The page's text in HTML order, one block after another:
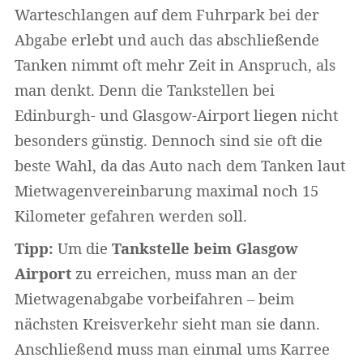
Warteschlangen auf dem Fuhrpark bei der
Abgabe erlebt und auch das abschließende
Tanken nimmt oft mehr Zeit in Anspruch, als
man denkt. Denn die Tankstellen bei
Edinburgh- und Glasgow-Airport liegen nicht
besonders günstig. Dennoch sind sie oft die
beste Wahl, da das Auto nach dem Tanken laut
Mietwagenvereinbarung maximal noch 15
Kilometer gefahren werden soll.
Tipp: Um die Tankstelle beim Glasgow
Airport zu erreichen, muss man an der
Mietwagenabgabe vorbeifahren – beim
nächsten Kreisverkehr sieht man sie dann.
Anschließend muss man einmal ums Karree